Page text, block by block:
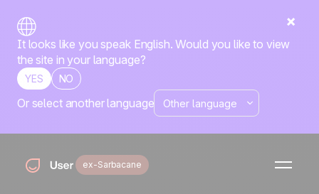
It looks like you speak English. Would you like to view
the site in your language?
YES NO
Or select another language
ex-Sarbacane
x
Tumblr
Transformez votre blog Tumblr en canal de génération
de leads. Ajoutez Positive User pour suivre chaque